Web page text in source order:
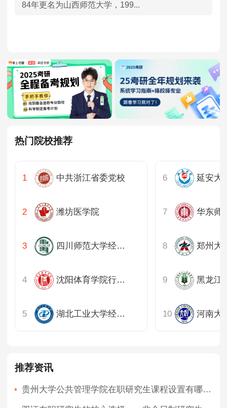
贵州
西藏
甘肃
青海
宁夏
84年更名为山西师范大学，199...
热门院校推荐
中共浙江省委党校
潍坊医学院
四川师范大学经济与管理学院
沈阳体育学院行政学院
湖北工业大学经济与管理学院
延安大
推荐资讯
贵州大学公共管理学院在职研究生课程设置有哪些?奖学金如何申请？